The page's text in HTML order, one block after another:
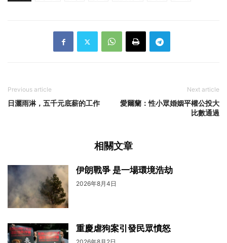
Previous article
日灑雨淋，五千元底薪的工作
Next article
愛爾蘭：性小眾婚姻平權公投大
比數通過
相關文章
伊朗戰爭 是一場環境浩劫
2026年8月4日
重慶虐狗案引發民眾憤怒